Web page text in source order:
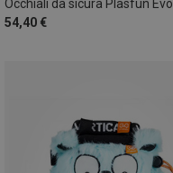
Occhiali da sicura Plasfun Evo
54,40 €